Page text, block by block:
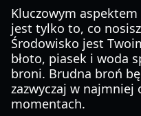
Kluczowym aspektem
jest tylko to, co
Środowisko jest
błoto, piasek i woda
broni. Brudna broń
zazwyczaj w najmniej
momentach.